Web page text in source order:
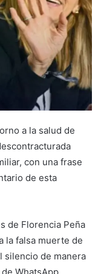
a la salud de
con una frase
de esta
de Florencia Peña
la falsa muerte de
silencio de manera